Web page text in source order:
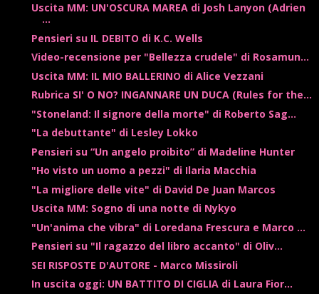
Uscita MM: UN'OSCURA MAREA di Josh Lanyon (Adrien
...
Pensieri su IL DEBITO di K.C. Wells
Video-recensione per "Bellezza crudele" di Rosamun...
Uscita MM: IL MIO BALLERINO di Alice Vezzani
Rubrica SI' O NO? INGANNARE UN DUCA (Rules for the...
"Stoneland: Il signore della morte" di Roberto Sag...
"La debuttante" di Lesley Lokko
Pensieri su “Un angelo proibito” di Madeline Hunter
"Ho visto un uomo a pezzi" di Ilaria Macchia
"La migliore delle vite" di David De Juan Marcos
Uscita MM: Sogno di una notte di Nykyo
"Un'anima che vibra" di Loredana Frescura e Marco ...
Pensieri su "Il ragazzo del libro accanto" di Oliv...
SEI RISPOSTE D'AUTORE - Marco Missiroli
In uscita oggi: UN BATTITO DI CIGLIA di Laura Fior...